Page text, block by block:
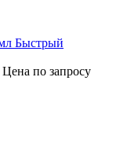
Быстрый
Цена по запросу